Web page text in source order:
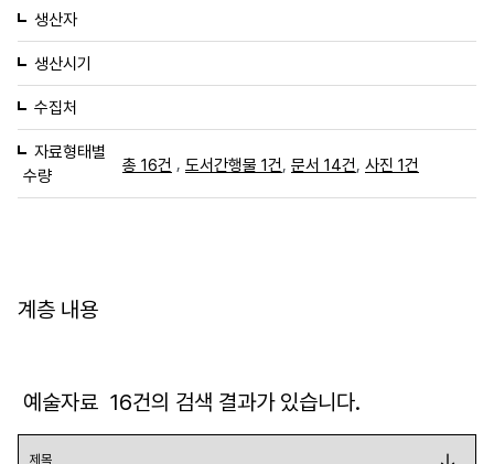
생산자
생산시기
수집처
자료형태별
수량
총 16건 , 도서간행물 1건 문서 14건 사진 1건
계층 내용
예술자료 16건의 검색 결과가 있습니다.